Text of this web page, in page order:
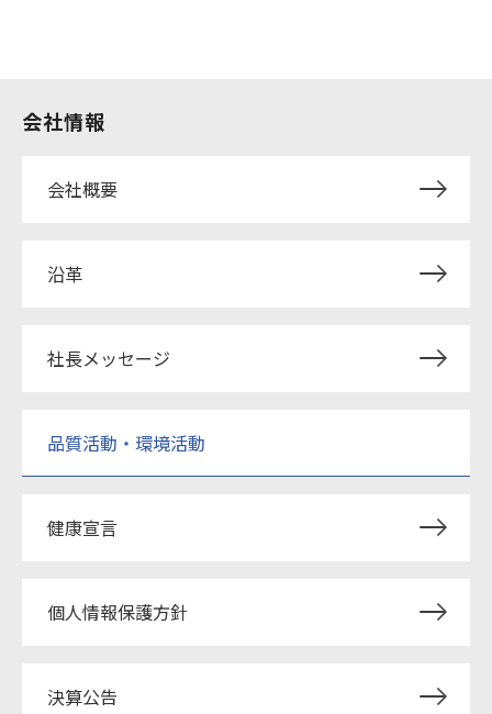
会社情報
会社概要
沿革
社長メッセージ
品質活動・環境活動
健康宣言
個人情報保護方針
決算公告